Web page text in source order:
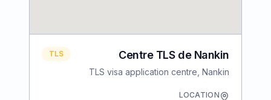
Centre TLS de Nankin
TLS visa application centre, Nankin
TLS
LOCATION